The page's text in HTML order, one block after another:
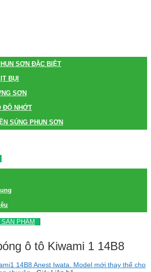
SƠN ĐẶC BIỆT
BỤI
SƠN
ĐỘ NHỚT
SÚNG PHUN SƠN
PHẨM
ô tô Kiwami 1 14B8
14B8 Anest Iwata. Model mới thay thế cho